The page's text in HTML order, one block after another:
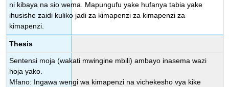
ni kibaya na sio wema. Mapungufu yake hufanya tabia yake
ihusishe zaidi kuliko jadi za kimapenzi za kimapenzi za
kimapenzi.
Thesis
Sentensi moja (wakati mwingine mbili) ambayo inasema wazi
hoja yako.
Mfano: Ingawa wengi wa kimapenzi na vichekesho vya kike